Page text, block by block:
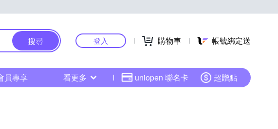
搜尋 登入 購物車 帳號綁定送
員專享 看更多 uniopen 聯名卡 超贈點